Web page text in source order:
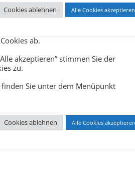
Cookies ablehnen Alle Cookies akzeptieren